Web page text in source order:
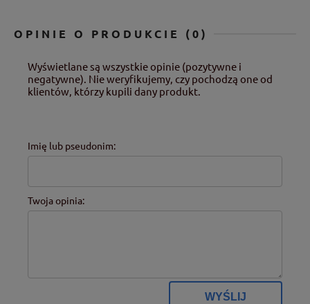
OPINIE O PRODUKCIE (0)
Wyświetlane są wszystkie opinie (pozytywne i
negatywne). Nie weryfikujemy, czy pochodzą one od
klientów, którzy kupili dany produkt.
Imię lub pseudonim:
Twoja opinia:
WYŚLIJ